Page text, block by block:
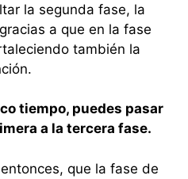
la segunda fase, la
a que en la fase
también la
tiempo, puedes pasar
a la tercera fase.
que la fase de